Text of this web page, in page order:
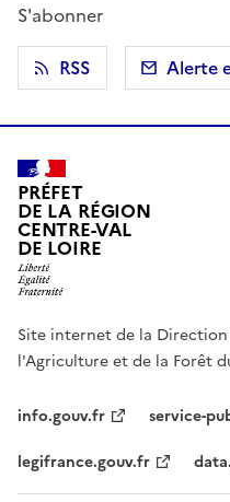
S'abonner
RSS
Alerte
PRÉFET
DE LA RÉGION
CENTRE-VAL
DE LOIRE
Site internet de la
l'Agriculture et de la Forêt
info.gouv.fr
service-
legifrance.gouv.fr